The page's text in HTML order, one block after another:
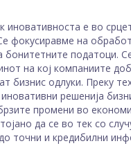
иновативноста е во
фокусиравме на
податоци.
на кој компаниите
бизнис одлуки. Преку
решенија
промени во
да се во тек со
точни и кредибилни